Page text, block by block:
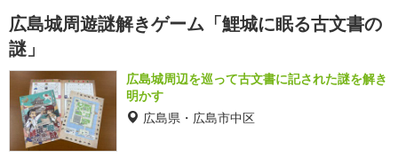
広島城周遊謎解きゲーム「鯉城に眠る古文書の
謎」
広島城周辺を巡って古文書に記された謎を解き
明かす
広島県・広島市中区